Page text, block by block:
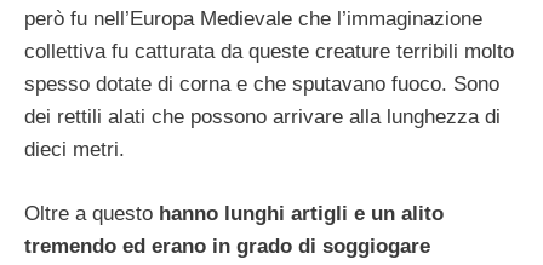
però fu nell’Europa Medievale che l’immaginazione
collettiva fu catturata da queste creature terribili molto
spesso dotate di corna e che sputavano fuoco. Sono
dei rettili alati che possono arrivare alla lunghezza di
dieci metri.
Oltre a questo hanno lunghi artigli e un alito
tremendo ed erano in grado di soggiogare